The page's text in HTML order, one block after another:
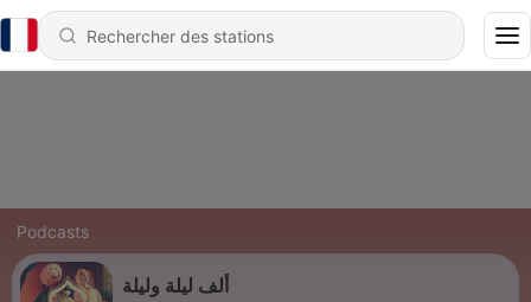
Podcasts
ألف ليلة وليلة